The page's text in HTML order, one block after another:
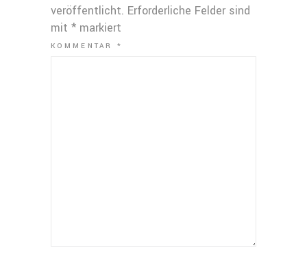
veröffentlicht. Erforderliche Felder sind
mit * markiert
KOMMENTAR*